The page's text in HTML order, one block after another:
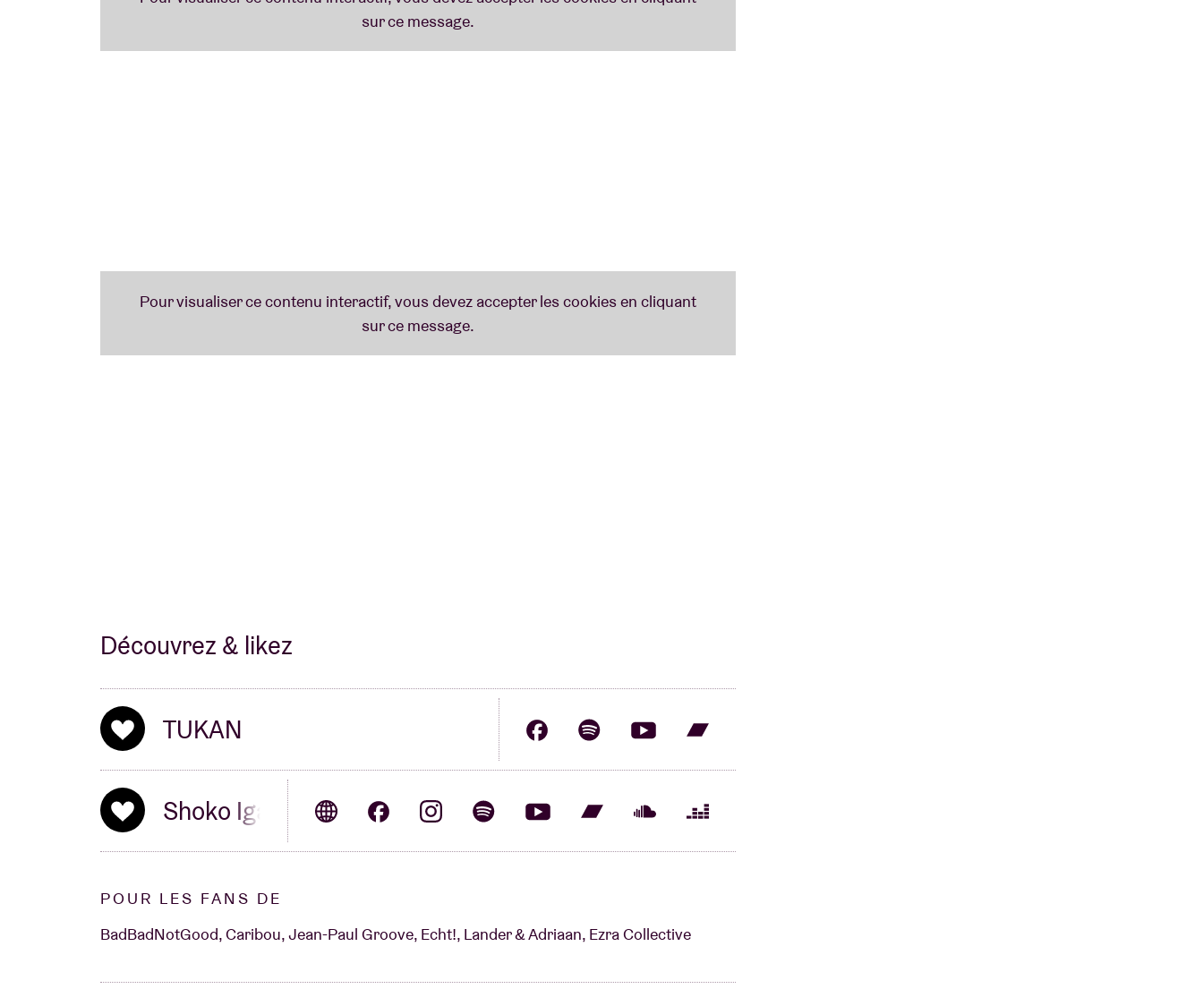
Découvrez & likez
TUKAN
Shoko Igarashi
POUR LES FANS DE
BadBadNotGood, Caribou, Jean-Paul Groove, Echt!, Lander & Adriaan, Ezra Collective